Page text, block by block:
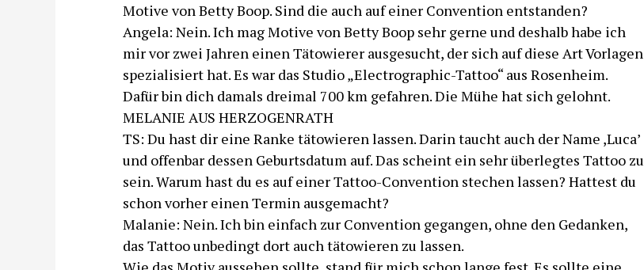
Motive von Betty Boop. Sind die auch auf einer Convention entstanden?
Angela: Nein. Ich mag Motive von Betty Boop sehr gerne und deshalb habe ich
mir vor zwei Jahren einen Tätowierer ausgesucht, der sich auf diese Art Vorlagen
spezialisiert hat. Es war das Studio „Electrographic-Tattoo“ aus Rosenheim.
Dafür bin dich damals dreimal 700 km gefahren. Die Mühe hat sich gelohnt.
MELANIE AUS HERZOGENRATH
TS: Du hast dir eine Ranke tätowieren lassen. Darin taucht auch der Name ,Luca’
und offenbar dessen Geburtsdatum auf. Das scheint ein sehr überlegtes Tattoo zu
sein. Warum hast du es auf einer Tattoo-Convention stechen lassen? Hattest du
schon vorher einen Termin ausgemacht?
Malanie: Nein. Ich bin einfach zur Convention gegangen, ohne den Gedanken,
das Tattoo unbedingt dort auch tätowieren zu lassen.